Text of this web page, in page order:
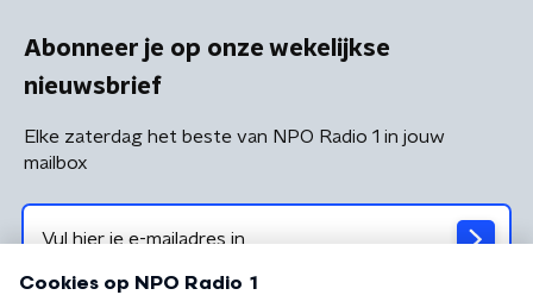
Abonneer je op onze wekelijkse
nieuwsbrief
Elke zaterdag het beste van NPO Radio 1 in jouw
mailbox